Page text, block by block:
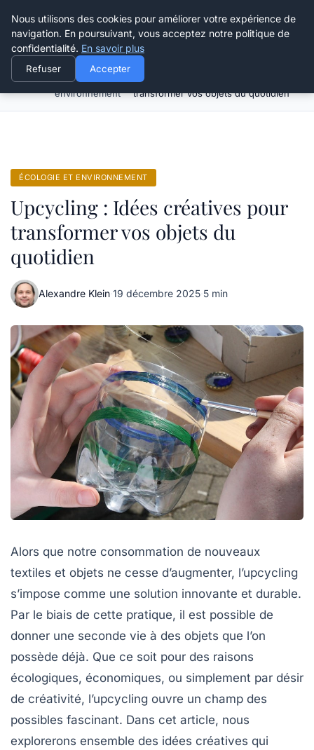
Happy Calyx Farmer
Écologie et
environnement
Upcycling : Idées créatives pour
transformer vos objets du quotidien
ÉCOLOGIE ET ENVIRONNEMENT
Upcycling : Idées créatives pour
transformer vos objets du
quotidien
Alexandre Klein·19 décembre 2025·5 min
Alors que notre consommation de nouveaux
textiles et objets ne cesse d’augmenter, l’upcycling
s’impose comme une solution innovante et durable.
Par le biais de cette pratique, il est possible de
donner une seconde vie à des objets que l’on
possède déjà. Que ce soit pour des raisons
écologiques, économiques, ou simplement par désir
de créativité, l’upcycling ouvre un champ des
possibles fascinant. Dans cet article, nous
explorerons ensemble des idées créatives qui
Nous utilisons des cookies pour améliorer votre expérience de
navigation. En poursuivant, vous acceptez notre politique de
confidentialité. En savoir plus
Refuser Accepter